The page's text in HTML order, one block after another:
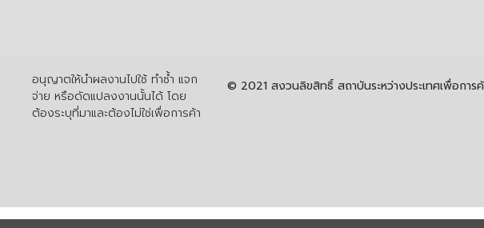
อนุญาตให้นำผลงานไปใช้ ทำซ้ำ แจก
จ่าย หรือดัดแปลงงานนั้นได้ โดย
ต้องระบุที่มาและต้องไม่ใช่เพื่อการค้า
© 2021 สงวนลิขสิทธิ์ สถาบันระหว่างประเทศเพื่อกา